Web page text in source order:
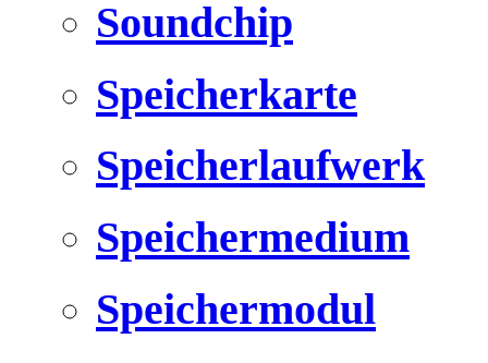
Soundchip
Speicherkarte
Speicherlaufwerk
Speichermedium
Speichermodul